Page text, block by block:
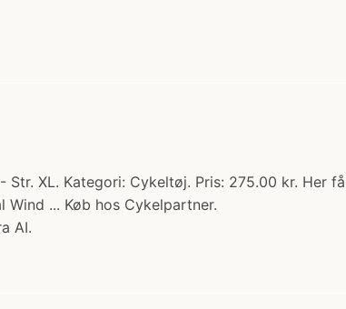
XL. Kategori: Cykeltøj. Pris: 275.00 kr. Her
... Køb hos Cykelpartner.
AI.